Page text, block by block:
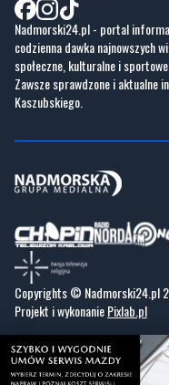
Nadmorski24.pl - portal
codzienna dawka najnowszych
społeczne, kulturalne i
Zawsze sprawdzone i aktualne
Kaszubskiego.
Copyrights © Nadmorski24.pl
Projekt i wykonaniePixlab.pl